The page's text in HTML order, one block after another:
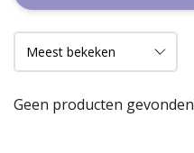
Geen producten